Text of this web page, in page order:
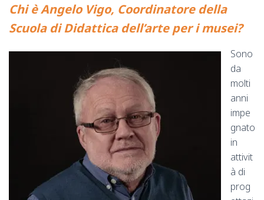
Chi è Angelo Vigo, Coordinatore della
Scuola di Didattica dell’arte per i musei?
Sono
da
molti
anni
impe
gnato
in
attivit
à di
prog